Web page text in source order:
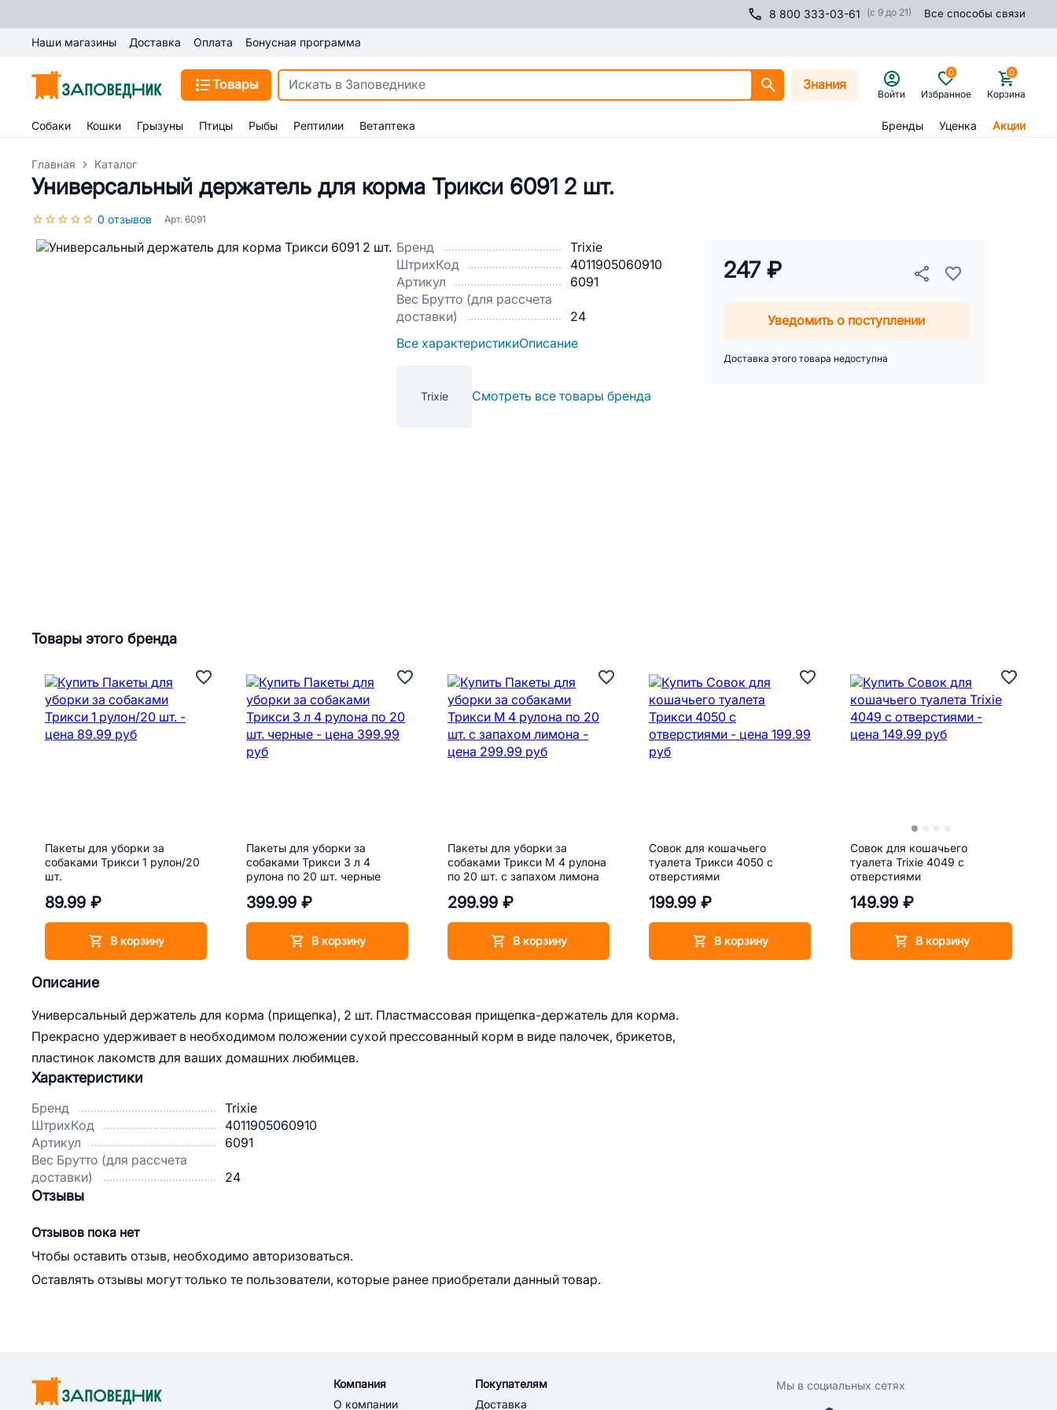
8 800 333-03-61 (с 9 до 21) Все способы связи
Наши магазины Доставка Оплата Бонусная программа
Товары Знания
Войти Избранное
0
Корзина
0
Собаки Кошки Грызуны Птицы Рыбы Рептилии Ветаптека Бренды Уценка Акции
Главная Каталог
Универсальный держатель для корма Трикси 6091 2 шт.
0 отзывов Арт. 6091
Бренд
Trixie
ШтрихКод
4011905060910
Артикул
6091
Вес Брутто (для рассчета
доставки)
24
Все характеристикиОписание
Trixie Смотреть все товары бренда
247 ₽
Уведомить о поступлении
Доставка этого товара недоступна
Описание
Универсальный держатель для корма (прищепка), 2 шт. Пластмассовая прищепка-держатель для корма.
Прекрасно удерживает в необходимом положении сухой прессованный корм в виде палочек, брикетов,
пластинок лакомств для ваших домашних любимцев.
Товары этого бренда
Пакеты для уборки за
собаками Трикси 1 рулон/20
шт.
89.99 ₽
В корзину
Пакеты для уборки за
собаками Трикси 3 л 4
рулона по 20 шт. черные
399.99 ₽
В корзину
Пакеты для уборки за
собаками Трикси M 4 рулона
по 20 шт. с запахом лимона
299.99 ₽
В корзину
Совок для кошачьего
туалета Трикси 4050 с
отверстиями
199.99 ₽
В корзину
Совок для кошачьего
туалета Trixie 4049 с
отверстиями
149.99 ₽
В корзину
Характеристики
Бренд
Trixie
ШтрихКод
4011905060910
Артикул
6091
Вес Брутто (для рассчета
доставки)
24
Отзывы
Отзывов пока нет
Чтобы оставить отзыв, необходимо авторизоваться.
Оставлять отзывы могут только те пользователи, которые ранее приобретали данный товар.
Компания
О компании
Покупателям
Доставка
Мы в социальных сетях